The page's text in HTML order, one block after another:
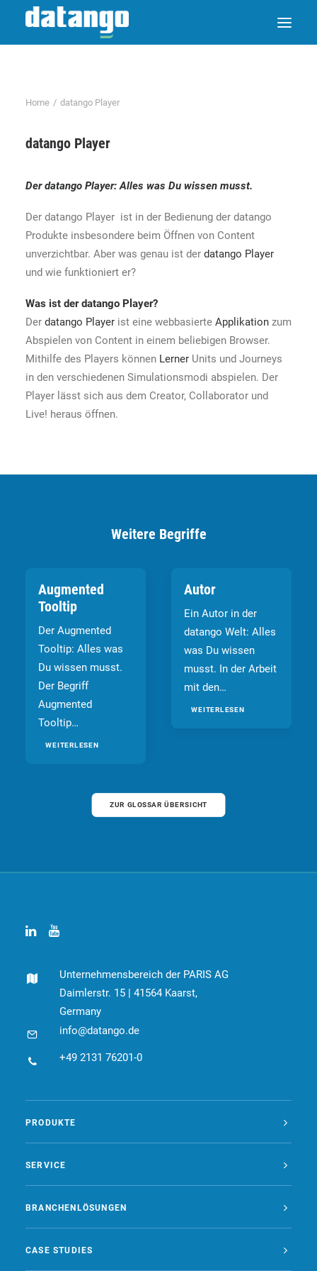
Home datango Player
datango Player
Derdatango Player: Alles was Du wissen musst.
Der datango Player ist in der Bedienung der datango
Produkte insbesondere beim Öffnen von Content
unverzichtbar. Aber was genau ist der datango Player
und wie funktioniert er?
Was ist derdatango Player?
Der datango Player ist eine webbasierte Applikation zum
Abspielen von Content in einem beliebigen Browser.
Mithilfe des Players können Lerner Units und Journeys
in den verschiedenen Simulationsmodi abspielen. Der
Player lässt sich aus dem Creator, Collaborator und
Live! heraus öffnen.
Weitere Begriffe
Augmented
Tooltip
Der Augmented
Tooltip: Alles was
Du wissen musst.
Der Begriff
Augmented
Tooltip…
WEITERLESEN
Autor
Ein Autor in der
datango Welt: Alles
was Du wissen
musst. In der Arbeit
mit den…
WEITERLESEN
ZUR GLOSSAR ÜBERSICHT
Unternehmensbereich der PARIS AG
Daimlerstr. 15 | 41564 Kaarst,
Germany
info@datango.de
+49 2131 76201-0
PRODUKTE
SERVICE
BRANCHENLÖSUNGEN
CASE STUDIES